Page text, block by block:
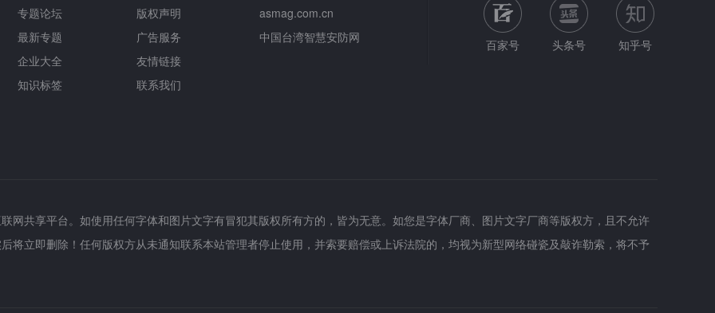
专题论坛
最新专题
企业大全
知识标签
版权声明
广告服务
友情链接
联系我们
asmag.com.cn
中国台湾智慧安防网
百家号 头条号 知乎号
网共享平台。如使用任何字体和图片文字有冒犯其版权所有方的，皆为无意。如您是字体厂商、图片文字厂商等版权方，且不允许
将立即删除！任何版权方从未通知联系本站管理者停止使用，并索要赔偿或上诉法院的，均视为新型网络碰瓷及敲诈勒索，将不予